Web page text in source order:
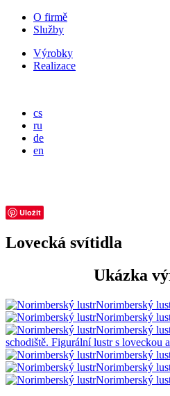
O firmě
Služby
Výrobky
Realizace
cs
ru
de
en
Uložit
Lovecká svítidla
Ukázka
Norimberský
Norimberský
Norimberský
schodiště. Figurální lustr s loveckou
Norimberský
Norimberský
Norimberský